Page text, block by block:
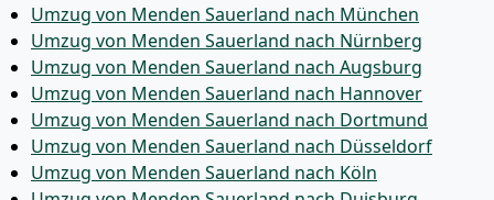
Umzug von Menden Sauerland nach München
Umzug von Menden Sauerland nach Nürnberg
Umzug von Menden Sauerland nach Augsburg
Umzug von Menden Sauerland nach Hannover
Umzug von Menden Sauerland nach Dortmund
Umzug von Menden Sauerland nach Düsseldorf
Umzug von Menden Sauerland nach Köln